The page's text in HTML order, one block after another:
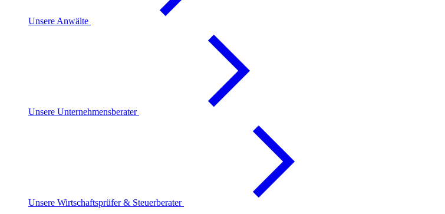
Unsere Anwälte
Unsere Unternehmensberater
Unsere Wirtschaftsprüfer & Steuerberater